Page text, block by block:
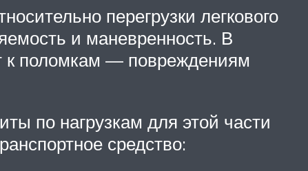
перегрузки легкового
и маневренность. В
к поломкам — повреждениям
по нагрузкам для этой части
средство: